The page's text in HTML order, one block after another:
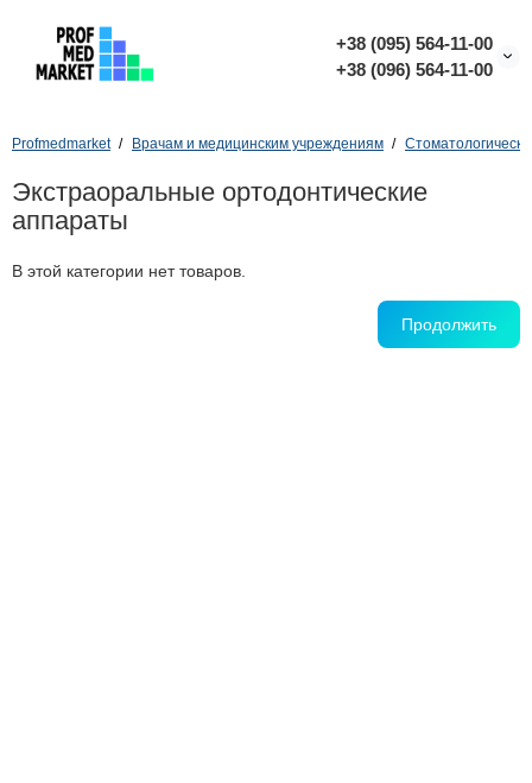
+38 (095) 564-11-00
+38 (096) 564-11-00
Profmedmarket Врачам и медицинским учреждениям
Экстраоральные ортодонтические
аппараты
В этой категории нет товаров.
Продолжить